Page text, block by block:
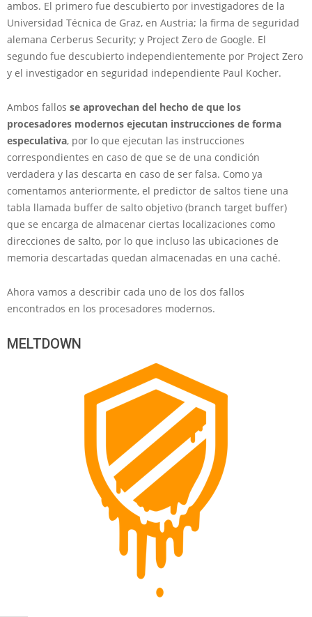
ambos. El primero fue descubierto por investigadores de la
Universidad Técnica de Graz, en Austria; la firma de seguridad
alemana Cerberus Security; y Project Zero de Google. El
segundo fue descubierto independientemente por Project Zero
y el investigador en seguridad independiente Paul Kocher.
Ambos fallos se aprovechan del hecho de que los
procesadores modernos ejecutan instrucciones de forma
especulativa, por lo que ejecutan las instrucciones
correspondientes en caso de que se de una condición
verdadera y las descarta en caso de ser falsa. Como ya
comentamos anteriormente, el predictor de saltos tiene una
tabla llamada buffer de salto objetivo (branch target buffer)
que se encarga de almacenar ciertas localizaciones como
direcciones de salto, por lo que incluso las ubicaciones de
memoria descartadas quedan almacenadas en una caché.
Ahora vamos a describir cada uno de los dos fallos
encontrados en los procesadores modernos.
MELTDOWN